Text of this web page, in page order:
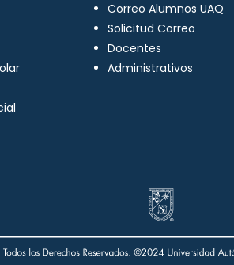
Correo Alumnos UAQ
Solicitud Correo
Docentes
Administrativos